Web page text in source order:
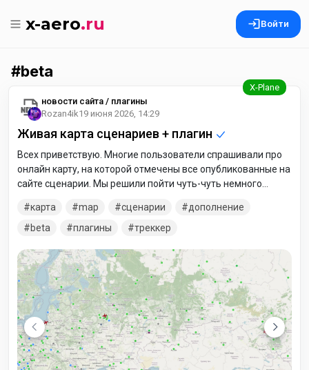
x-aero.ru Войти
beta
новости сайта / плагины
Rozan4ik19 июня 2026, 14:29
Живая карта сценариев + плагин
Всех приветствую. Многие пользователи спрашивали про
онлайн карту, на которой отмечены все опубликованные на
сайте сценарии. Мы решили пойти чуть-чуть немного
разработкеотладке, но онлайн карта со сценариями уже
выполняет свои функции поэтому имеет право быть
приветствуются. Перейти на карту: Добавлены
разноцветные маркеры Добавлен фильтр категорий
Добавлен фильтр активации отображения актуальных
трасс и
карта map сценарии
дополнение
beta
плагины треккер